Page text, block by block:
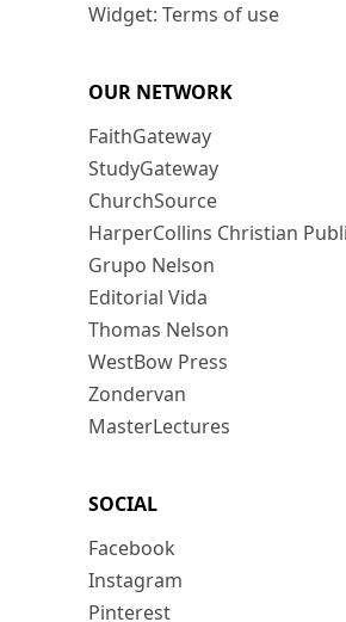
Widget: Terms of use
OUR NETWORK
FaithGateway
StudyGateway
ChurchSource
HarperCollins Christian
Grupo Nelson
Editorial Vida
Thomas Nelson
WestBow Press
Zondervan
MasterLectures
SOCIAL
Facebook
Instagram
Pinterest